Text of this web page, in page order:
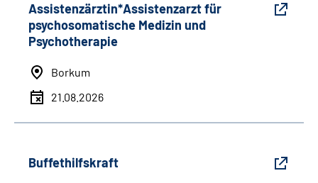
Assistenzärztin*Assistenzarzt für
psychosomatische Medizin und
Psychotherapie
Borkum
21.08.2026
Buffethilfskraft